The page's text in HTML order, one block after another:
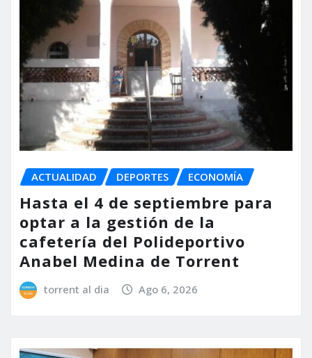
ACTUALIDAD DEPORTES ECONOMÍA
Hasta el 4 de septiembre para
optar a la gestión de la
cafetería del Polideportivo
Anabel Medina de Torrent
torrent al dia Ago 6, 2026